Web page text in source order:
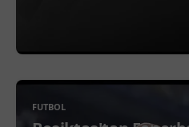
FUTBOL